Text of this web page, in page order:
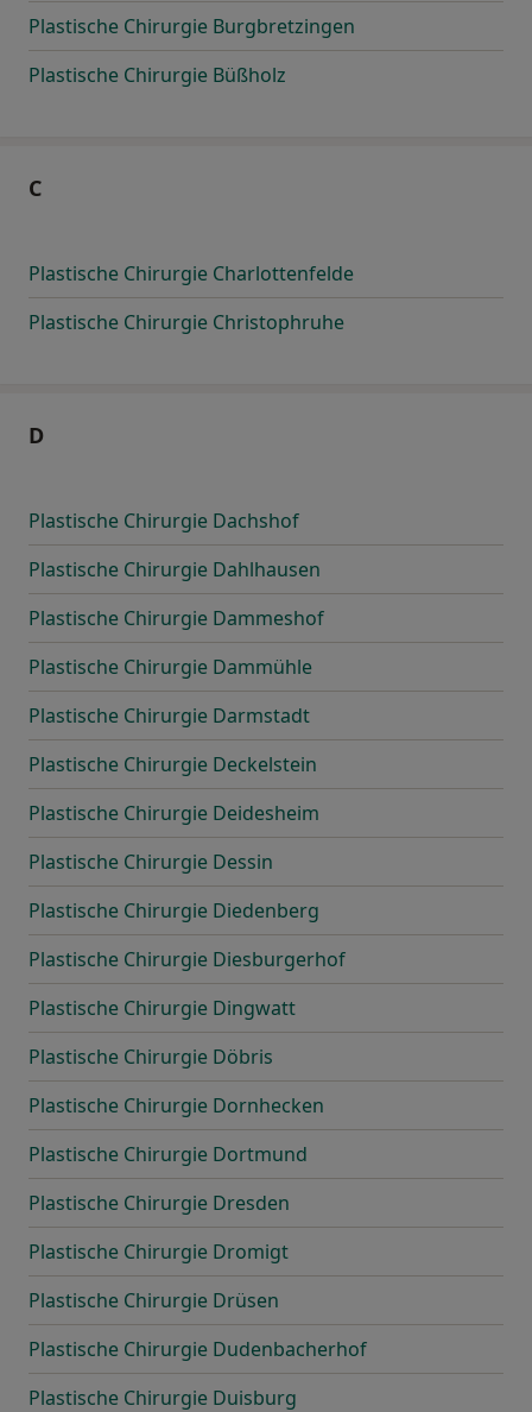
Plastische Chirurgie Burgbretzingen
Plastische Chirurgie Büßholz
C
Plastische Chirurgie Charlottenfelde
Plastische Chirurgie Christophruhe
D
Plastische Chirurgie Dachshof
Plastische Chirurgie Dahlhausen
Plastische Chirurgie Dammeshof
Plastische Chirurgie Dammühle
Plastische Chirurgie Darmstadt
Plastische Chirurgie Deckelstein
Plastische Chirurgie Deidesheim
Plastische Chirurgie Dessin
Plastische Chirurgie Diedenberg
Plastische Chirurgie Diesburgerhof
Plastische Chirurgie Dingwatt
Plastische Chirurgie Döbris
Plastische Chirurgie Dornhecken
Plastische Chirurgie Dortmund
Plastische Chirurgie Dresden
Plastische Chirurgie Dromigt
Plastische Chirurgie Drüsen
Plastische Chirurgie Dudenbacherhof
Plastische Chirurgie Duisburg